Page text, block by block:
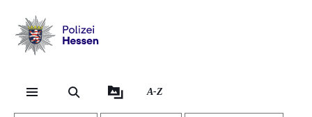
Hessen
A-Z